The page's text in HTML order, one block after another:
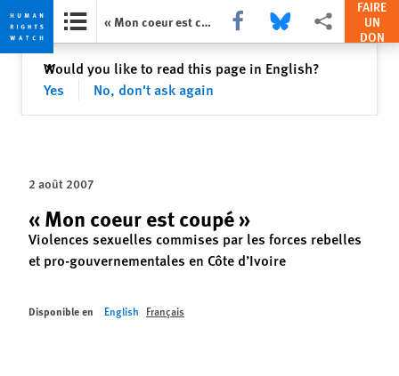
Skip
privacy
Skip
content
« Mon coeur est coupé » Share this via Facebook
Share this via Bluesky
Share this via
FAIRE
UN
DON
Would you like to read this page in English?
Yes
No, don't ask again
✕Fermer
2 août 2007
« Mon coeur est coupé »
Violences sexuelles commises par les forces rebelles
et pro-gouvernementales en Côte d’Ivoire
Disponible en English Français